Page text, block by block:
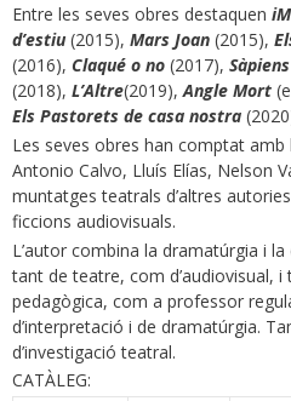
Entre les seves obres destaquen
d’estiu (2015), Mars Joan (2015),
(2016), Claqué o no (2017), Sàpiens
(2018), L’Altre(2019),Angle Mort
Els Pastorets de casa nostra
Les seves obres han comptat amb
Antonio Calvo, Lluís Elías, Nelson
muntatges teatrals d’altres
ficcions audiovisuals.
L’autor combina la dramatúrgia i
tant de teatre, com d’audiovisual,
pedagògica, com a professor
d’interpretació i de dramatúrgia.
d’investigació teatral.
CATÀLEG: